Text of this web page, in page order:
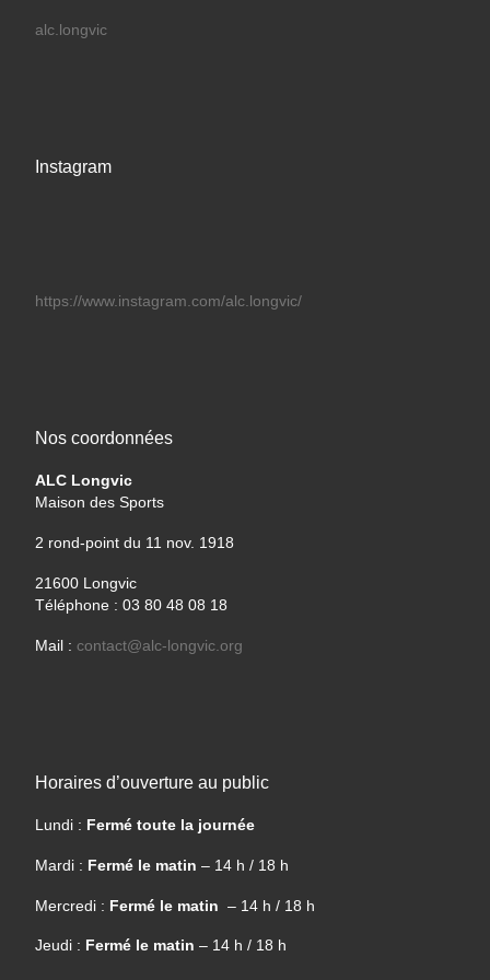
alc.longvic
Instagram
https://www.instagram.com/alc.longvic/
Nos coordonnées
ALC Longvic
Maison des Sports
2 rond-point du 11 nov. 1918
21600 Longvic
Téléphone : 03 80 48 08 18
Mail : contact@alc-longvic.org
Horaires d’ouverture au public
Lundi : Fermé toute la journée
Mardi : Fermé le matin – 14 h / 18 h
Mercredi : Fermé le matin – 14 h / 18 h
Jeudi : Fermé le matin – 14 h / 18 h